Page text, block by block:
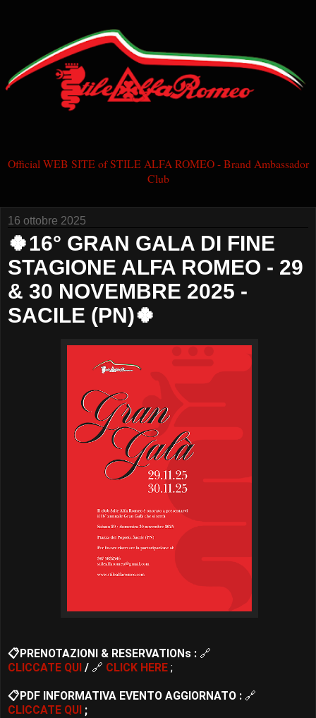
Official WEB SITE of STILE ALFA ROMEO - Brand Ambassador
Club
16 ottobre 2025
🍀16° GRAN GALA DI FINE
STAGIONE ALFA ROMEO - 29
& 30 NOVEMBRE 2025 -
SACILE (PN)🍀
📋PRENOTAZIONI & RESERVATIONs : 🔗
CLICCATE QUI / 🔗 CLICK HERE ;
📋PDF INFORMATIVA EVENTO AGGIORNATO : 🔗
CLICCATE QUI ;